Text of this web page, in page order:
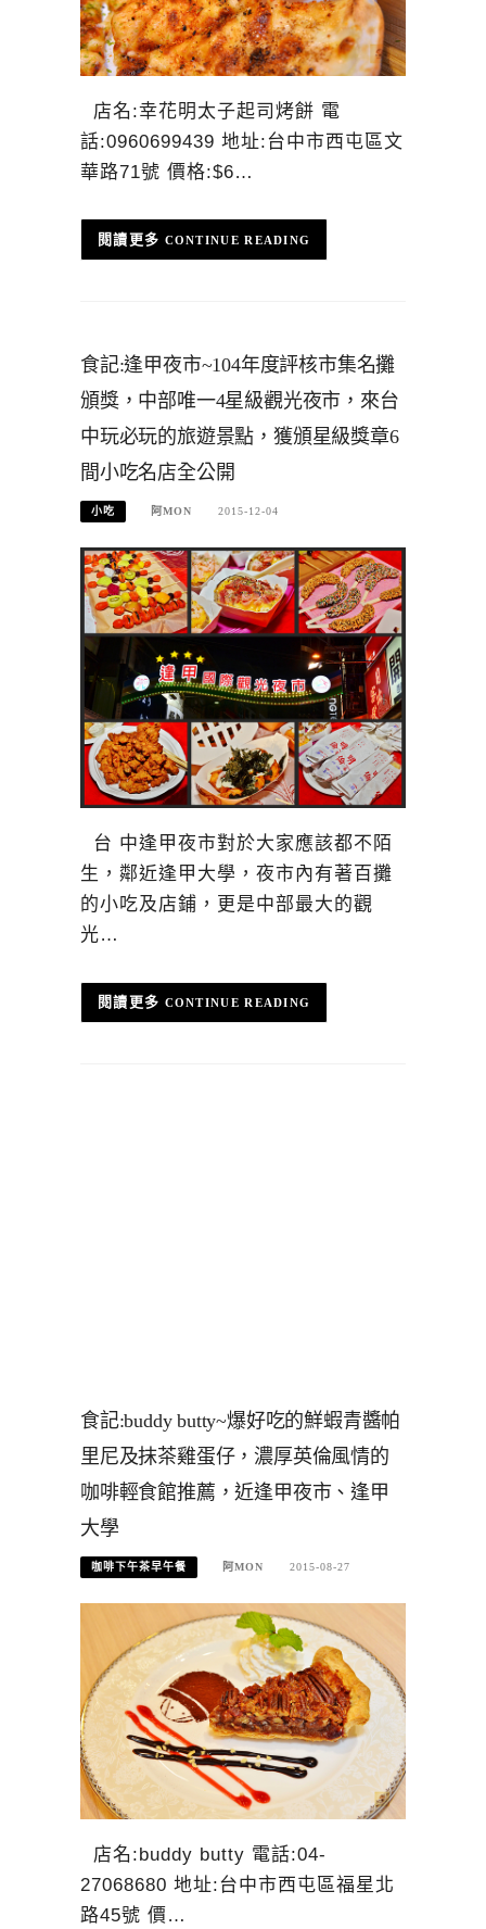
店名:幸花明太子起司烤餅 電
話:0960699439 地址:台中市西屯區文
華路71號 價格:$6…
CONTINUE READING
食記:逢甲夜市~104年度評核市集名攤
頒獎，中部唯一4星級觀光夜市，來台
中玩必玩的旅遊景點，獲頒星級獎章6
間小吃名店全公開
小吃 阿MON 2015-12-04
台 中逢甲夜市對於大家應該都不陌
生，鄰近逢甲大學，夜市內有著百攤
的小吃及店鋪，更是中部最大的觀
光…
CONTINUE READING
食記:buddy butty~爆好吃的鮮蝦青醬帕
里尼及抹茶雞蛋仔，濃厚英倫風情的
咖啡輕食館推薦，近逢甲夜市、逢甲
大學
咖啡下午茶早午餐 阿MON 2015-08-27
店名:buddy butty 電話:04-
27068680 地址:台中市西屯區福星北
路45號 價…